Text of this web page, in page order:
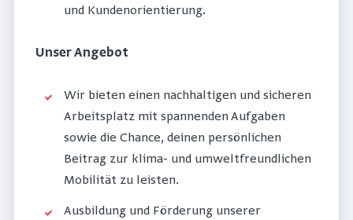
und Kundenorientierung.
Unser Angebot
Wir bieten einen nachhaltigen und sicheren
Arbeitsplatz mit spannenden Aufgaben
sowie die Chance, deinen persönlichen
Beitrag zur klima- und umweltfreundlichen
Mobilität zu leisten.
Ausbildung und Förderung unserer